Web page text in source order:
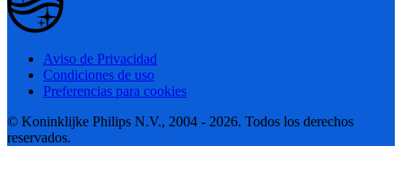
Aviso de Privacidad
Condiciones de uso
Preferencias para cookies
© Koninklijke Philips N.V., 2004 - 2026. Todos los derechos
reservados.